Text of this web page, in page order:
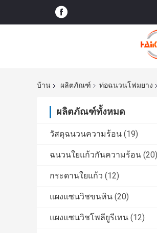
บ้าน ผลิตภัณฑ์ ท่อฉนวนโฟมยาง
ผลิตภัณฑ์ทั้งหมด
วัสดุฉนวนความร้อน (19)
ฉนวนใยแก้วกันความร้อน (20)
กระดานใยแก้ว (12)
แผงแซนวิชขนหิน (20)
แผงแซนวิชโพลียูรีเทน (12)